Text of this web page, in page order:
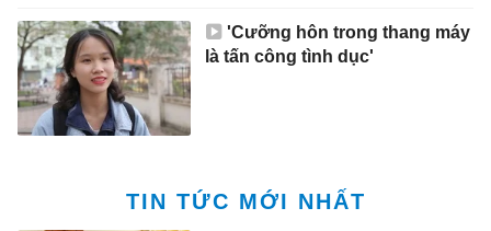
'Cưỡng hôn trong thang máy
là tấn công tình dục'
TIN TỨC MỚI NHẤT